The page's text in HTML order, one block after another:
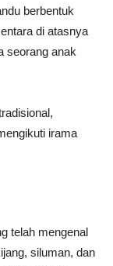
berbentuk
di atasnya
seorang anak
irama
telah mengenal
siluman, dan